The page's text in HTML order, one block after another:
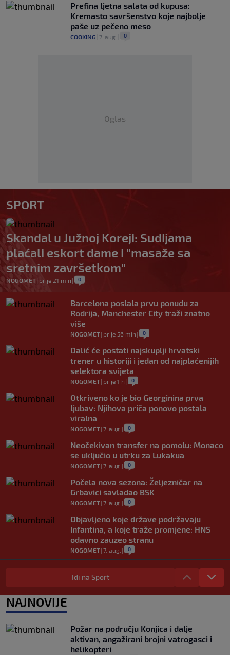
Prefina ljetna salata od kupusa:
Kremasto savršenstvo koje najbolje
paše uz pečeno meso
COOKING 7. aug. 0
Oglas
SPORT
Skandal u Južnoj Koreji: Sudijama
plaćali eskort dame i "masaže sa
sretnim završetkom"
NOGOMET| prije 21 min | 0
Barcelona poslala prvu ponudu za
Rodrija, Manchester City traži znatno
više
NOGOMET| prije 56 min | 0
Dalić će postati najskuplji hrvatski
trener u historiji i jedan od najplaćenijih
selektora svijeta
NOGOMET| prije 1 h | 0
Otkriveno ko je bio Georginina prva
ljubav: Njihova priča ponovo postala
viralna
NOGOMET| 7. aug. | 0
Neočekivan transfer na pomolu: Monaco
se uključio u utrku za Lukakua
NOGOMET| 7. aug. | 0
Počela nova sezona: Željezničar na
Grbavici savladao BSK
NOGOMET| 7. aug. | 0
Objavljeno koje države podržavaju
Infantina, a koje traže promjene: HNS
odavno zauzeo stranu
NOGOMET| 7. aug. | 0
UEFA pokreće istragu: Je li Infantino
namjeravao prodati prava na Svjetsko
0
nisu pozvali na ostavku
7. aug. | 0
Idi na Sport
NAJNOVIJE
Požar na području Konjica i dalje
aktivan, angažirani brojni vatrogasci i
helikopteri